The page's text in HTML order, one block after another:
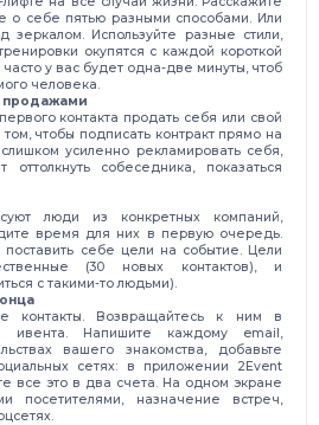
о себе пятью разными способами. Или
зеркалом. Используйте разные стили,
окупятся с каждой короткой
у вас будет одна-две минуты, чтоб
человека.
продажами
контакта продать себя или свой
чтобы подписать контракт прямо на
усиленно рекламировать себя,
собеседника, показаться
люди из конкретных компаний,
время для них в первую очередь.
себе цели на событие. Цели
(30 новых контактов), и
с такими-то людьми).
контакты. Возвращайтесь к ним в
ивента. Напишите каждому email,
вашего знакомства, добавьте
сетях: в приложении 2Event
все это в два счета. На одном экране
посетителями, назначение встреч,